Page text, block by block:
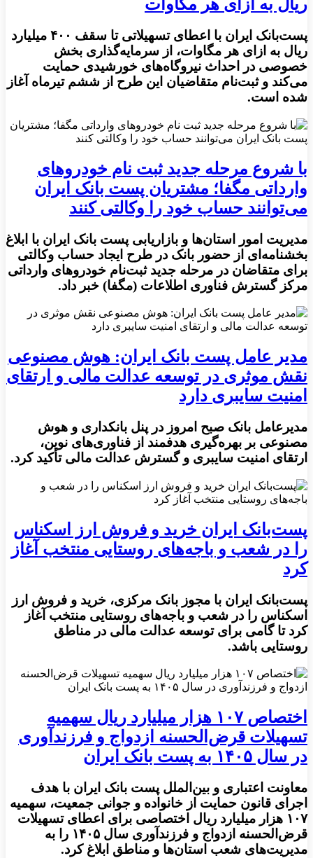
ریال به ازای هر مگاوات
پست‌بانک ایران با اعطای تسهیلاتی تا سقف ۴۰۰ میلیارد
ریال به ازای هر مگاوات، از سرمایه‌گذاری بخش
خصوصی در احداث نیروگاه‌های خورشیدی حمایت
می‌کند و ثبت‌نام متقاضیان این طرح از ششم تیرماه آغاز
شده است.
با شروع مرحله جدید ثبت نام خودروهای
وارداتی مگفا؛ مشتریان پست بانک ایران
می‌توانند حساب خود را وکالتی کنند
مدیریت امور استان‌ها و بازاریابی پست بانک ایران با ابلاغ
بخشنامه‌ای از حضور بانک در طرح ایجاد حساب وکالتی
برای متقاضان در مرحله جدید ثبت‌نام خودروهای وارداتی
مرکز گسترش فناوری اطلاعات (مگفا) خبر داد.
مدیر عامل پست بانک ایران: هوش مصنوعی
نقش موثری در توسعه عدالت مالی و ارتقای
امنیت سایبری دارد
مدیرعامل بانک صبح امروز در پنل بانکداری و هوش
مصنوعی بر بهره‌گیری هدفمند از فناوری‌های نوین،
ارتقای امنیت سایبری و گسترش عدالت مالی تأکید کرد.
پست‌بانک ایران خرید و فروش ارز اسکناس
را در شعب و باجه‌های روستایی منتخب آغاز
کرد
پست‌بانک ایران با مجوز بانک مرکزی، خرید و فروش ارز
اسکناس را در شعب و باجه‌های روستایی منتخب آغاز
کرد تا گامی برای توسعه عدالت مالی در مناطق
روستایی باشد.
اختصاص ۱۰۷ هزار میلیارد ریال سهمیه
تسهیلات قرض‌الحسنه ازدواج و فرزندآوری
در سال ۱۴۰۵ به پست بانک ایران
معاونت اعتباری و بین‌الملل پست بانک ایران با هدف
اجرای قانون حمایت از خانواده و جوانی جمعیت، سهمیه
۱۰۷ هزار میلیارد ریال اختصاصی برای اعطای تسهیلات
قرض‌الحسنه ازدواج و فرزندآوری سال ۱۴۰۵ را به
مدیریت‌های شعب استان‌ها و مناطق ابلاغ کرد.